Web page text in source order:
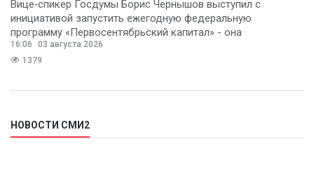
Вице‑спикер Госдумы Борис Чернышов выступил с
инициативой запустить ежегодную федеральную
программу «Первосентябрьский капитал» - она
предполагает
16:06
03 августа 2026
1379
НОВОСТИ СМИ2